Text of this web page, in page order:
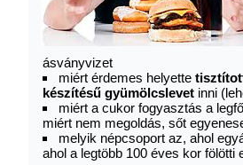
ásványvizet
miért érdemes helyette
készítésű gyümölcslevet inni
miért a cukor fogyasztás a
miért nem megoldás, sőt
melyik népcsoport az, ahol
ahol a legtöbb 100 éves kor fölötti